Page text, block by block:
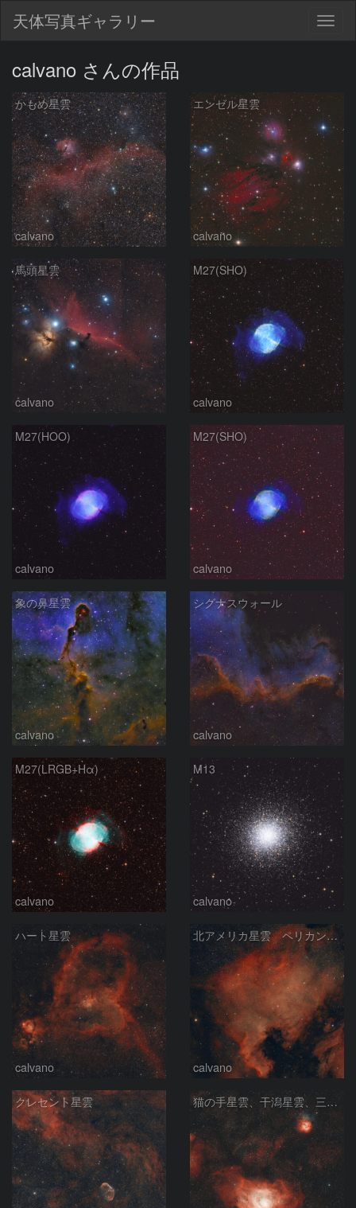
天体写真ギャラリー
calvano さんの作品
かもめ星雲
calvano
エンゼル星雲
calvano
馬頭星雲
calvano
M27(SHO)
calvano
M27(HOO)
calvano
M27(SHO)
calvano
象の鼻星雲
calvano
シグナスウォール
calvano
M27(LRGB+Hα)
calvano
M13
calvano
ハート星雲
calvano
北アメリカ星雲 ペリカン星雲
calvano
クレセント星雲 猫の手星雲、干潟星雲、三裂星雲